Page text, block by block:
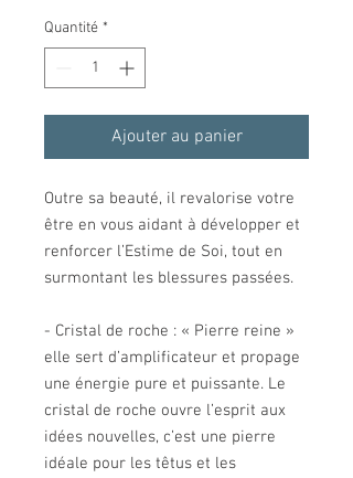
Quantité *
Ajouter au panier
Outre sa beauté, il revalorise votre
être en vous aidant à développer et
renforcer l’Estime de Soi, tout en
surmontant les blessures passées.
- Cristal de roche : « Pierre reine »
elle sert d’amplificateur et propage
une énergie pure et puissante. Le
cristal de roche ouvre l’esprit aux
idées nouvelles, c’est une pierre
idéale pour les têtus et les